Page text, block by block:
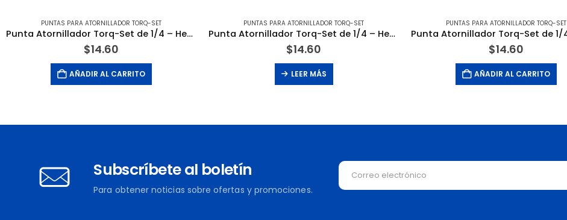
PUNTAS PARA ATORNILLADOR TORQ-SET
Punta Atornillador Torq-Set de 1/4 – Hexagonal 3 X 1″ (Pack 10 C/U). BIANDITZ
$14.60
AÑADIR AL CARRITO
PUNTAS PARA ATORNILLADOR TORQ-SET
Punta Atornillador Torq-Set de 1/4 – Hexagonal 5 X 1″ (Pack 10 C/U). BIANDITZ
$14.60
LEER MÁS
PUNTAS PARA ATORNILLADOR TORQ-SET
$14.60
AÑADIR AL CARRITO
Subscríbete al boletín
Para obtener noticias sobre ofertas y promociones.